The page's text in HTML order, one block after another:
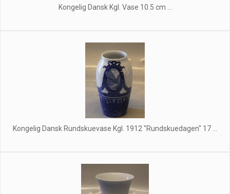
Kongelig Dansk Kgl. Vase 10.5 cm ...
Kongelig Dansk Rundskuevase Kgl. 1912 "Rundskuedagen" 17 ...